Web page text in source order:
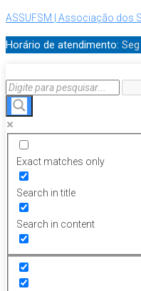
ASSUFSM | Associação dos
Horário de atendimento:
Exact matches only
Search in title
Search in content